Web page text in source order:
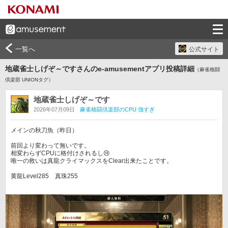
一覧へ 公式サイト
地蔵雀士しげぞ～ですさんのe-amusementアプリ投稿詳細 （麻雀格闘
倶楽部 UNIONタグ）
地蔵雀士しげぞ～です
2026年07月09日 麻雀格闘倶楽部のCPU 強すぎ
メインの秋刀魚（昨日）
前回より変わって無いです。
相変わらずCPUに格付けされるし😢
唯一の救いは真龍クライマックスをClear出来たことです。
黄龍Level285　真珠255